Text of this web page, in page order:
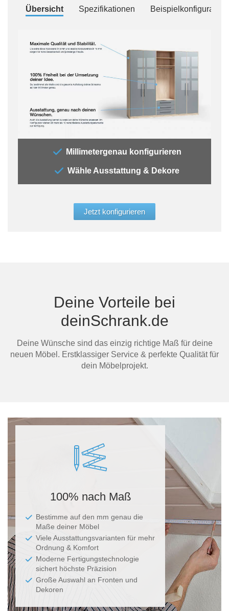
Übersicht Spezifikationen
Millimetergenau konfigurieren
Wähle Ausstattung & Dekore
Jetzt konfigurieren
Deine Vorteile bei
deinSchrank.de
Deine Wünsche sind das einzig richtige Maß für deine
neuen Möbel. Erstklassiger Service & perfekte Qualität für
dein Möbelprojekt.
100% nach Maß
Bestimme auf den mm genau die
Maße deiner Möbel
Viele Ausstattungsvarianten für mehr
Ordnung & Komfort
Moderne Fertigungstechnologie
sichert höchste Präzision
Große Auswahl an Fronten und
Dekoren